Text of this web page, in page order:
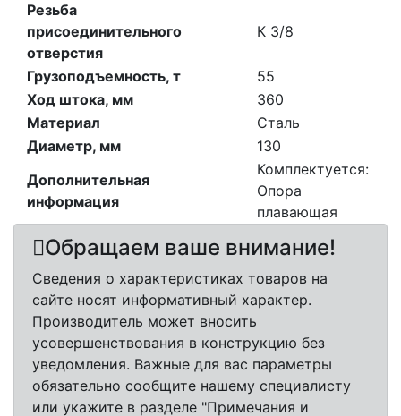
Резьба
присоединительного
отверстия
К 3/8
Грузоподъемность, т
55
Ход штока, мм
360
Материал
Сталь
Диаметр, мм
130
Дополнительная
информация
Комплектуется:
Опора
плавающая
Обращаем ваше внимание!
Сведения о характеристиках товаров на
сайте носят информативный характер.
Производитель может вносить
усовершенствования в конструкцию без
уведомления. Важные для вас параметры
обязательно сообщите нашему специалисту
или укажите в разделе "Примечания и